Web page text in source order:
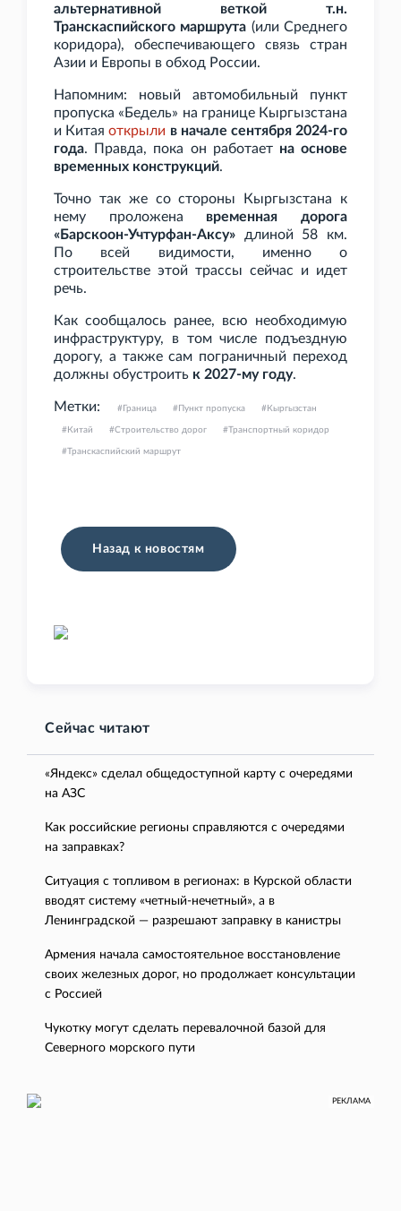
альтернативной веткой т.н.
Транскаспийского маршрута (или Среднего
коридора), обеспечивающего связь стран
Азии и Европы в обход России.
Напомним: новый автомобильный пункт
пропуска «Бедель» на границе Кыргызстана
и Китаяоткрыли в начале сентября 2024-го
года. Правда, пока он работает на основе
временных конструкций.
Точно так же со стороны Кыргызстана к
нему проложена временная дорога
«Барскоон-Учтурфан-Аксу» длиной 58
км.
По всей видимости, именно о
строительстве этой трассы сейчас и идет
речь.
Как сообщалось ранее, всю необходимую
инфраструктуру, в том числе подъездную
дорогу, а также сам пограничный переход
должны обустроить к 2027-му году.
Метки: Граница Пункт пропуска Кыргызстан
Китай Строительство дорог Транспортный коридор
Транскаспийский маршрут
Назад к новостям
Сейчас читают
«Яндекс» сделал общедоступной карту с очередями
на АЗС
Как российские регионы справляются с очередями
на заправках?
Ситуация с топливом в регионах: в Курской области
вводят систему «четный-нечетный», а в
Ленинградской — разрешают заправку в канистры
Армения начала самостоятельное восстановление
своих железных дорог, но продолжает консультации
с Россией
Чукотку могут сделать перевалочной базой для
Северного морского пути
РЕКЛАМА